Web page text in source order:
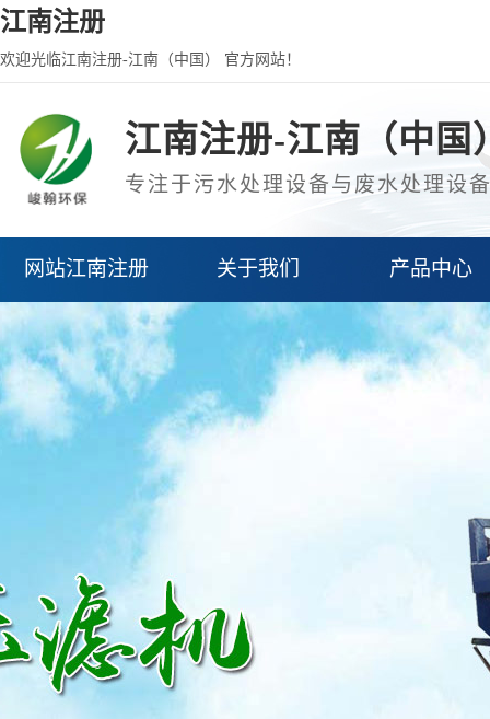
江南注册
欢迎光临江南注册-江南（中国） 官方网站！
江南注册-江南（中国
专注于污水处理设备与废水处理设
网站江南注册 关于我们 产品中心